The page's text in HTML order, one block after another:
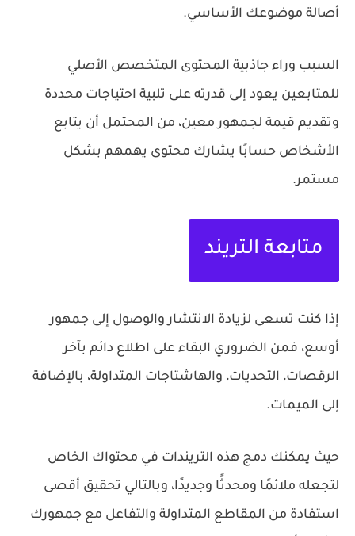
أصالة موضوعك الأساسي.
السبب وراء جاذبية المحتوى المتخصص الأصلي
للمتابعين يعود إلى قدرته على تلبية احتياجات محددة
وتقديم قيمة لجمهور معين، من المحتمل أن يتابع
الأشخاص حسابًا يشارك محتوى يهمهم بشكل
مستمر.
متابعة التريند
إذا كنت تسعى لزيادة الانتشار والوصول إلى جمهور
أوسع، فمن الضروري البقاء على اطلاع دائم بآخر
الرقصات، التحديات، والهاشتاجات المتداولة، بالإضافة
إلى الميمات.
حيث يمكنك دمج هذه التريندات في محتواك الخاص
لتجعله ملائمًا ومحدثًا وجديدًا، وبالتالي تحقيق أقصى
استفادة من المقاطع المتداولة والتفاعل مع جمهورك